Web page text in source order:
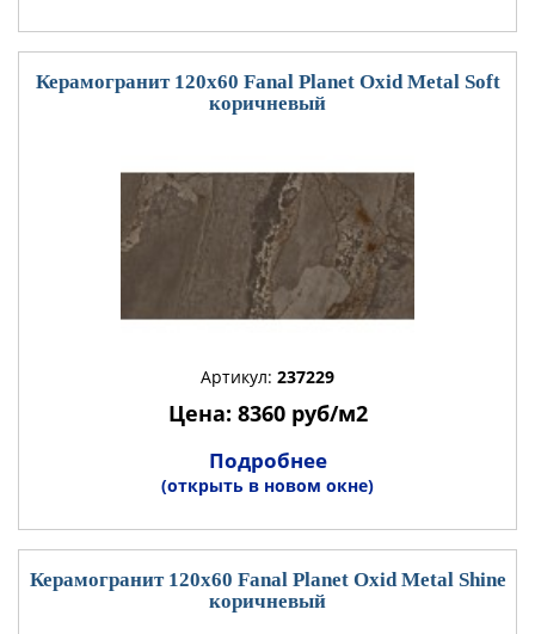
Керамогранит 120x60 Fanal Planet Oxid Metal Soft
коричневый
Артикул: 237229
Цена: 8360 руб/м2
Подробнее
(открыть в новом окне)
Керамогранит 120x60 Fanal Planet Oxid Metal Shine
коричневый